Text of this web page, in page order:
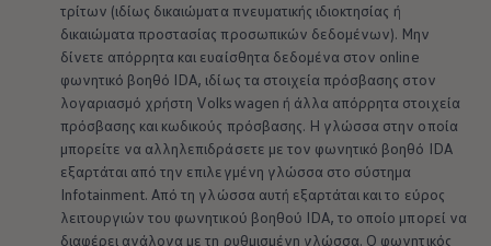
τρίτων (ιδίως δικαιώματα πνευματικής ιδιοκτησίας ή
δικαιώματα προστασίας προσωπικών δεδομένων). Μην
δίνετε απόρρητα και ευαίσθητα δεδομένα στον οnline
φωνητικό βοηθό IDA, ιδίως τα στοιχεία πρόσβασης στον
λογαριασμό χρήστη Volkswagen ή άλλα απόρρητα στοιχεία
πρόσβασης και κωδικούς πρόσβασης. Η γλώσσα στην οποία
μπορείτε να αλληλεπιδράσετε με τον φωνητικό βοηθό IDA
εξαρτάται από την επιλεγμένη γλώσσα στο σύστημα
Infotainment. Από τη γλώσσα αυτή εξαρτάται και το εύρος
λειτουργιών του φωνητικού βοηθού IDA, το οποίο μπορεί να
διαφέρει ανάλογα με τη ρυθμισμένη γλώσσα. Ο φωνητικός